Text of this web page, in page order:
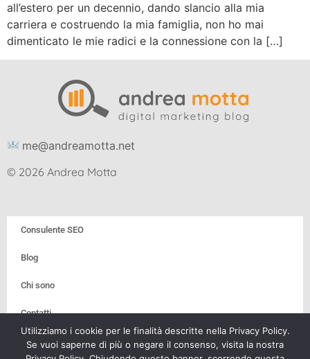
all’estero per un decennio, dando slancio alla mia
carriera e costruendo la mia famiglia, non ho mai
dimenticato le mie radici e la connessione con la […]
me@andreamotta.net
© 2026 Andrea Motta
Consulente SEO
Blog
Chi sono
Contatti
Privacy e Cookie Policy
Utilizziamo i cookie per le finalità descritte nella Privacy Policy.
Se vuoi saperne di più o negare il consenso, visita la nostra